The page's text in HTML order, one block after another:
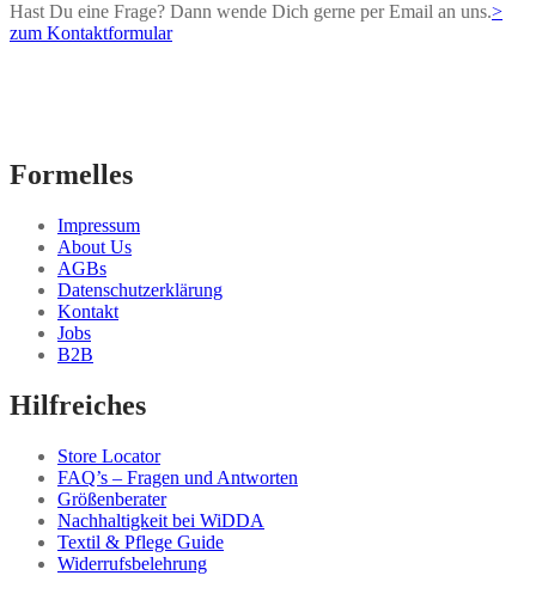
Hast Du eine Frage? Dann wende Dich gerne per Email an uns.>
zum Kontaktformular
Formelles
Impressum
About Us
AGBs
Datenschutzerklärung
Kontakt
Jobs
B2B
Hilfreiches
Store Locator
FAQ’s – Fragen und Antworten
Größenberater
Nachhaltigkeit bei WiDDA
Textil & Pflege Guide
Widerrufsbelehrung